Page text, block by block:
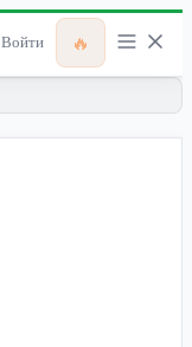
Войти 🔥